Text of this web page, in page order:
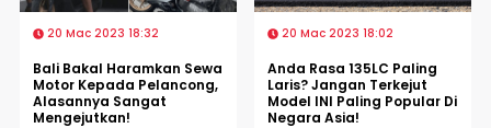
20 Mac 2023 18:32
Bali Bakal Haramkan Sewa
Motor Kepada Pelancong,
Alasannya Sangat
Mengejutkan!
20 Mac 2023 18:02
Anda Rasa 135LC Paling
Laris? Jangan Terkejut
Model INI Paling Popular Di
Negara Asia!